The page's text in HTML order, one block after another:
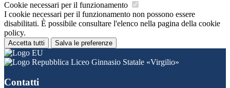
Cookie necessari per il funzionamento
I cookie necessari per il funzionamento non possono essere
disabilitati. È possibile consultare l'elenco nella pagina della cookie
policy.
Accetta tutti Salva le preferenze
Liceo Ginnasio Statale «Virgilio»
Contatti